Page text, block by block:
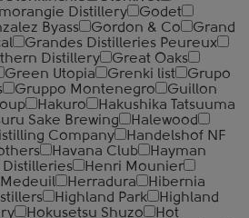
Distillery
Godet
Byass Gordon & Co
Grand
Grandes Distilleries Peureux
Distillery
Great Oaks
Green Utopia Grenki list
Grupo
Gruppo Montenegro
Guillon
Hakuro
Hakushika Tatsuuma
Sake Brewing
Halewood
Company
Handelshof NF
Havana Club
Hayman
Distilleries
Henri Mounier
Herradura
Hibernia
Highland Park
Highland
Hokusetsu Shuzo
Hot